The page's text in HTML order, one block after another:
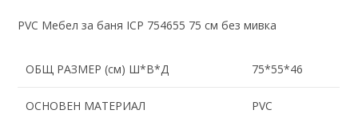
PVC Мебел за баня ICP 754655 75 см без мивка
ОБЩ РАЗМЕР (см) Ш*В*Д 75*55*46
ОСНОВЕН МАТЕРИАЛ PVC